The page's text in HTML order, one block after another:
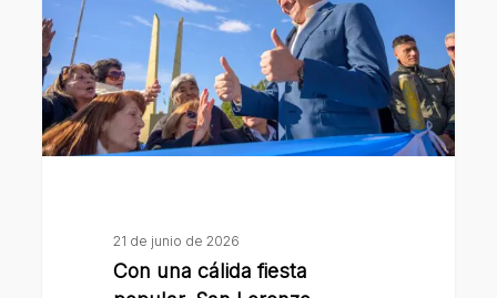
popular,
San
Lorenzo
celebró
a
argentina21 de junio de 2026
Con una cálida fiesta